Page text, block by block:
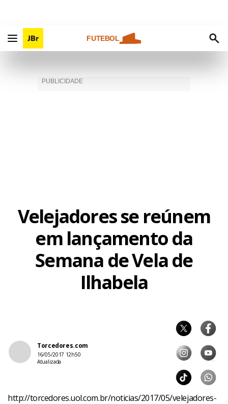
FUTEBOL
Velejadores se reúnem
em lançamento da
Semana de Vela de
Ilhabela
Torcedores.com
16/05/2017 12h50
Atualizada
http://torcedores.uol.com.br/noticias/2017/05/velejadores-